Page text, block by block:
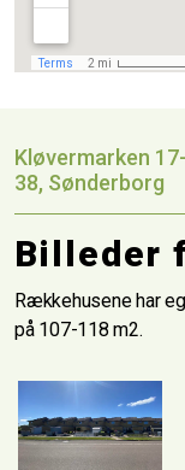
Kløvermarken
38, Sønderborg
Billeder
Rækkehusene har
på 107-118 m2.